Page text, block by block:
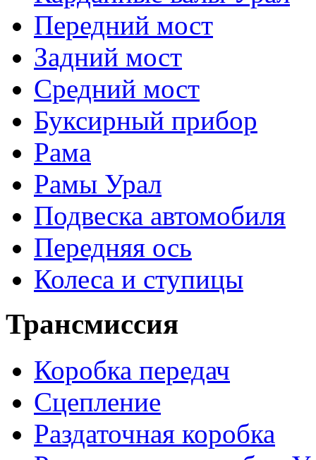
Передний мост
Задний мост
Средний мост
Буксирный прибор
Рама
Рамы Урал
Подвеска автомобиля
Передняя ось
Колеса и ступицы
Трансмиссия
Коробка передач
Сцепление
Раздаточная коробка